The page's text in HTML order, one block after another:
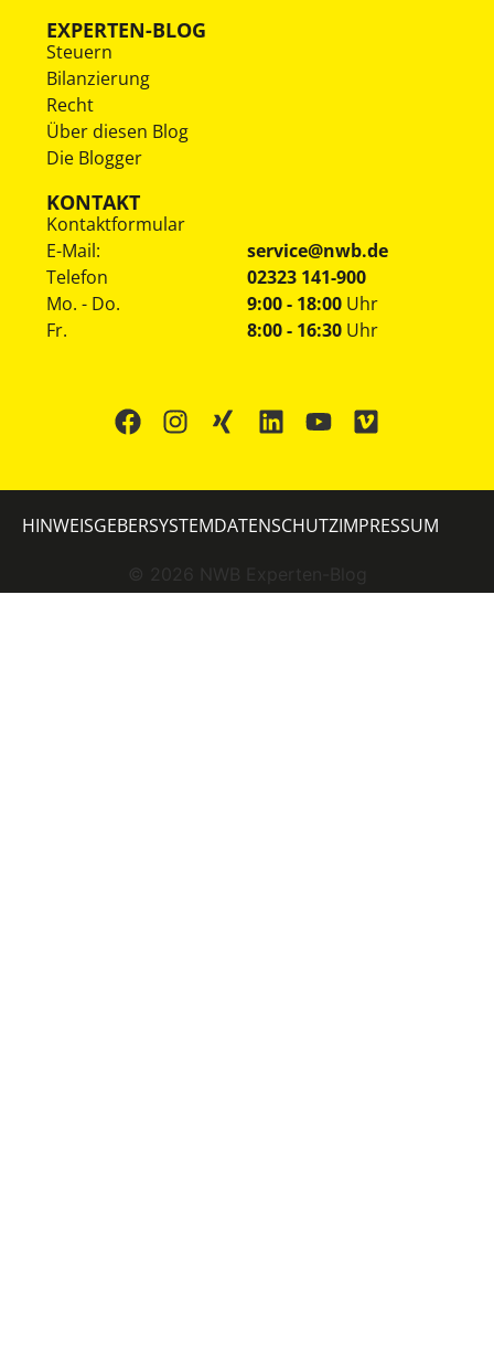
EXPERTEN-BLOG
Steuern
Bilanzierung
Recht
Über diesen Blog
Die Blogger
KONTAKT
Kontaktformular
E-Mail:
service@nwb.de
Telefon
02323 141-900
Mo. - Do.
Fr.
9:00 - 18:00 Uhr
8:00 - 16:30 Uhr
© 2026 NWB Experten-Blog
HINWEISGEBERSYSTEMDATENSCHUTZIMPRESSUM